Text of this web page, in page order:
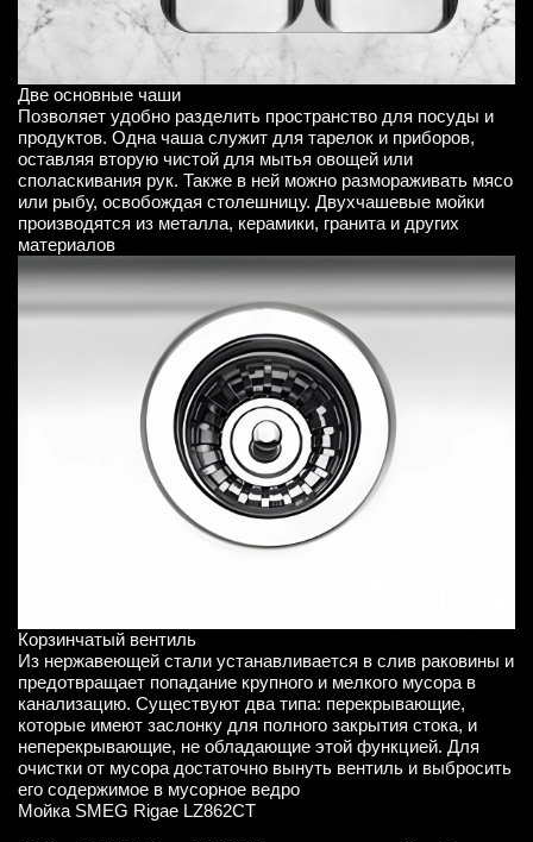
Две основные чаши
Позволяет удобно разделить пространство для посуды и
продуктов. Одна чаша служит для тарелок и приборов,
оставляя вторую чистой для мытья овощей или
споласкивания рук. Также в ней можно размораживать мясо
или рыбу, освобождая столешницу. Двухчашевые мойки
производятся из металла, керамики, гранита и других
материалов
Корзинчатый вентиль
Из нержавеющей стали устанавливается в слив раковины и
предотвращает попадание крупного и мелкого мусора в
канализацию. Существуют два типа: перекрывающие,
которые имеют заслонку для полного закрытия стока, и
неперекрывающие, не обладающие этой функцией. Для
очистки от мусора достаточно вынуть вентиль и выбросить
его содержимое в мусорное ведро
Мойка SMEG Rigae LZ862CT